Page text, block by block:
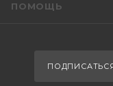
ПОМОЩЬ